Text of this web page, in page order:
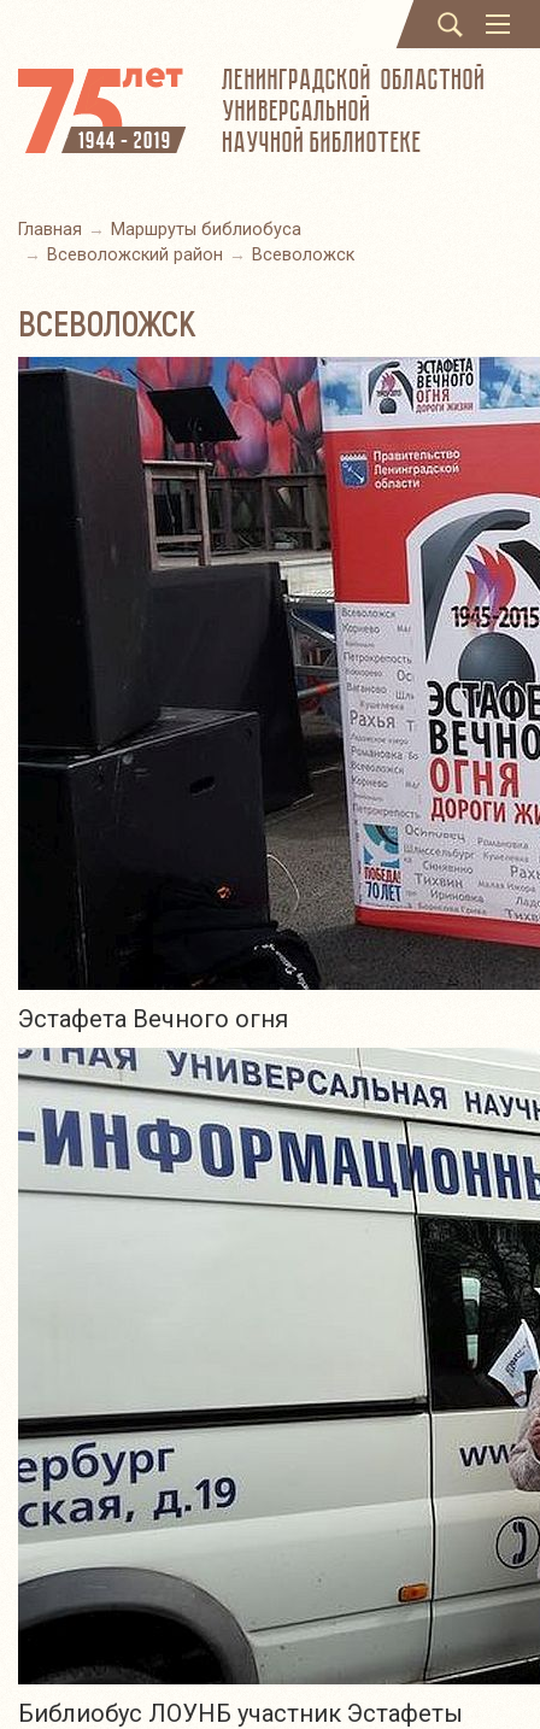
Поиск
Главная
Маршруты библиобуса
Всеволожский район
Всеволожск
ВСЕВОЛОЖСК
Эстафета Вечного огня
Библиобус ЛОУНБ участник Эстафеты